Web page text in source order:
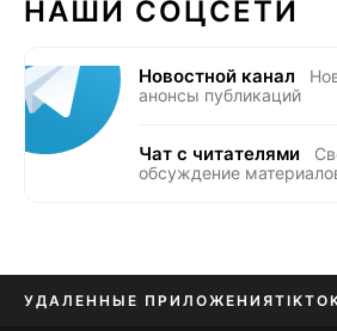
НАШИ СОЦСЕТИ
Новостной канал
анонсы публикаций
Чат с читателями
обсуждение
УДАЛЕННЫЕ ПРИЛОЖЕНИЯ